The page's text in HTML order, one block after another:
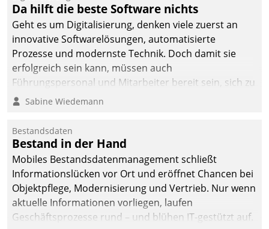
Da hilft die beste Software nichts
Geht es um Digitalisierung, denken viele zuerst an
innovative Softwarelösungen, automatisierte
Prozesse und modernste Technik. Doch damit sie
erfolgreich sein kann, müssen auch
Führungspersonal und Mitarbeiter bereit sein, sich zu
verändern und anzupassen, sonst werden sie an ihr
Sabine Wiedemann
Bestandsdaten
Bestand in der Hand
Mobiles Bestandsdatenmanagement schließt
Informationslücken vor Ort und eröffnet Chancen bei
Objektpflege, Modernisierung und Vertrieb. Nur wenn
aktuelle Informationen vorliegen, laufen
Geschäftsprozesse rund – und blühen IT-gestützt auf.